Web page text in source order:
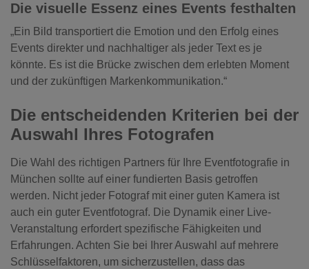
Die visuelle Essenz eines Events festhalten
„Ein Bild transportiert die Emotion und den Erfolg eines
Events direkter und nachhaltiger als jeder Text es je
könnte. Es ist die Brücke zwischen dem erlebten Moment
und der zukünftigen Markenkommunikation.“
Die entscheidenden Kriterien bei der
Auswahl Ihres Fotografen
Die Wahl des richtigen Partners für Ihre Eventfotografie in
München sollte auf einer fundierten Basis getroffen
werden. Nicht jeder Fotograf mit einer guten Kamera ist
auch ein guter Eventfotograf. Die Dynamik einer Live-
Veranstaltung erfordert spezifische Fähigkeiten und
Erfahrungen. Achten Sie bei Ihrer Auswahl auf mehrere
Schlüsselfaktoren, um sicherzustellen, dass das